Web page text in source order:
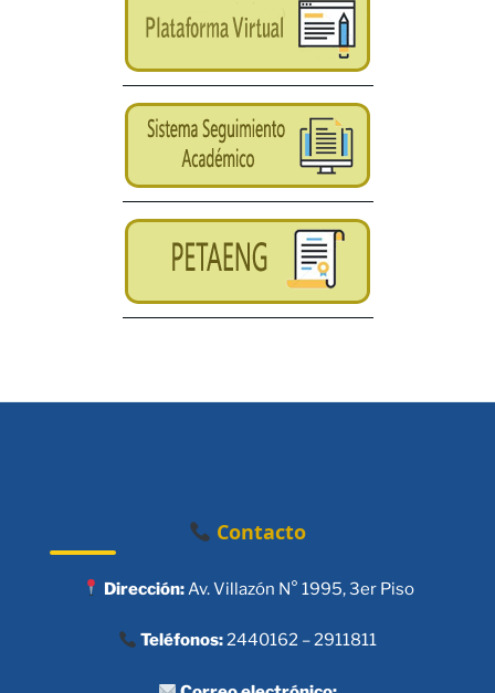
Contacto
Dirección:Av. Villazón N° 1995, 3er Piso
Teléfonos:2440162 – 2911811